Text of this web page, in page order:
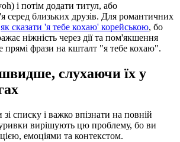
і потім додати титул, або
серед близьких друзів. Для романтичних
як сказати 'я тебе кохаю' корейською, бо
ніжність через дії та пом'якшення
фрази на кшталт "я тебе кохаю".
слухаючи їх у
списку і важко впізнати на повній
вирішують цю проблему, бо ви
емоціями та контекстом.